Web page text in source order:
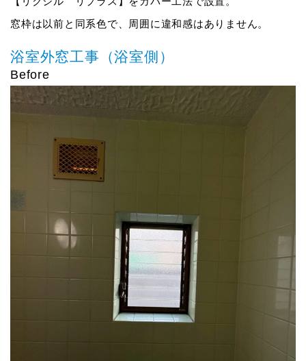
窓枠は以前と同系色で、周囲に違和感はありません。
浴室外窓工事（浴室側）
Before